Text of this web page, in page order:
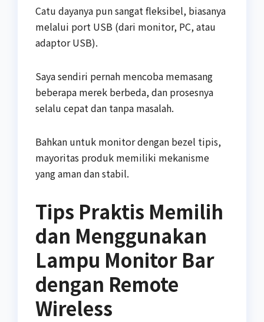
Catu dayanya pun sangat fleksibel, biasanya
melalui port USB (dari monitor, PC, atau
adaptor USB).
Saya sendiri pernah mencoba memasang
beberapa merek berbeda, dan prosesnya
selalu cepat dan tanpa masalah.
Bahkan untuk monitor dengan bezel tipis,
mayoritas produk memiliki mekanisme
yang aman dan stabil.
Tips Praktis Memilih
dan Menggunakan
Lampu Monitor Bar
dengan Remote
Wireless